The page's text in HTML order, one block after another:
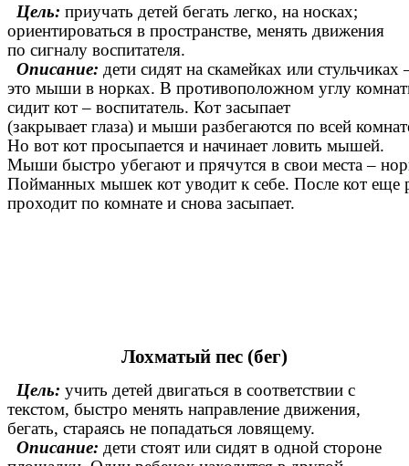
Цель: приучать детей бегать легко, на носках;
ориентироваться в пространстве, менять движения
по сигналу воспитателя.
Описание: дети сидят на скамейках или стульчиках
это мыши в норках. В противоположном углу
сидит кот – воспитатель. Кот засыпает
(закрывает глаза) и мыши разбегаются по всей
Но вот кот просыпается и начинает ловить мышей.
Мыши быстро убегают и прячутся в свои места –
Пойманных мышек кот уводит к себе. После кот еще
проходит по комнате и снова засыпает.
Лохматый пес (бег)
Цель: учить детей двигаться в соответствии с
текстом, быстро менять направление движения,
бегать, стараясь не попадаться ловящему.
Описание: дети стоят или сидят в одной стороне